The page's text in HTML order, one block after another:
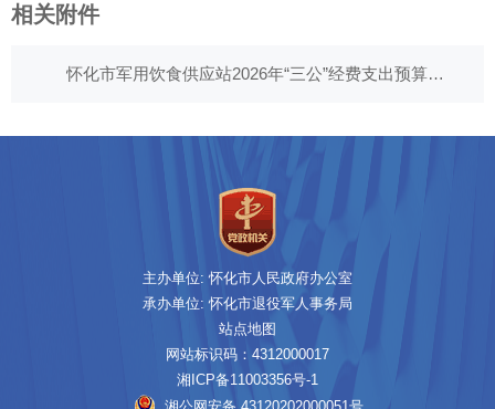
相关附件
怀化市军用饮食供应站2026年“三公”经费支出预算表.xls
主办单位: 怀化市人民政府办公室
承办单位: 怀化市退役军人事务局
站点地图
网站标识码：4312000017
湘ICP备11003356号-1